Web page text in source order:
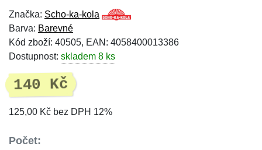
Značka: Scho-ka-kola
Barva: Barevné
Kód zboží: 40505, EAN: 4058400013386
Dostupnost: skladem 8 ks
140 Kč
125,00 Kč bez DPH 12%
Počet: